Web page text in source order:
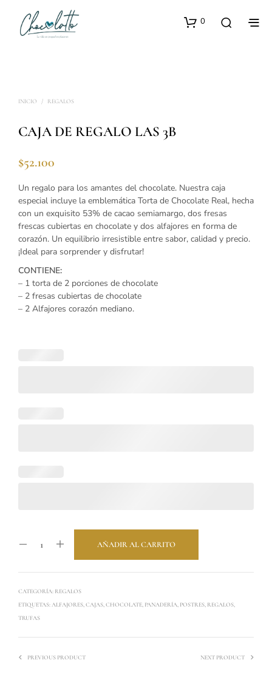
0
INICIO / REGALOS
CAJA DE REGALO LAS 3B
$52.100
Un regalo para los amantes del chocolate. Nuestra caja
especial incluye la emblemática Torta de Chocolate Real, hecha
con un exquisito 53% de cacao semiamargo, dos fresas
frescas cubiertas en chocolate y dos alfajores en forma de
corazón. Un equilibrio irresistible entre sabor, calidad y precio.
¡Ideal para sorprender y disfrutar!
CONTIENE:
– 1 torta de 2 porciones de chocolate
– 2 fresas cubiertas de chocolate
– 2 Alfajores corazón mediano.
AÑADIR AL CARRITO
CATEGORÍA: REGALOS
ETIQUETAS:ALFAJORES,CAJAS,CHOCOLATE, PANADERÍA, POSTRES, REGALOS,
TRUFAS
PREVIOUS PRODUCT NEXT PRODUCT